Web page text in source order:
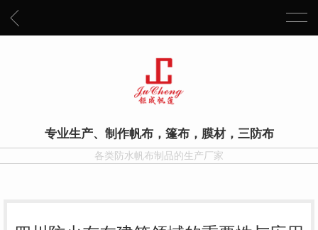
专业生产、制作帆布，篷布，膜材，三防布
各类防水帆布制品的生产厂家